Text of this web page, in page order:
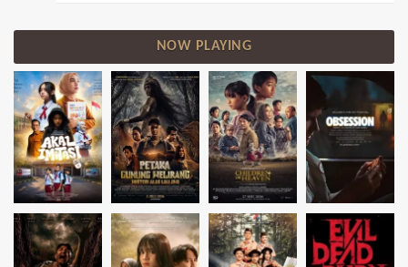
NOW PLAYING